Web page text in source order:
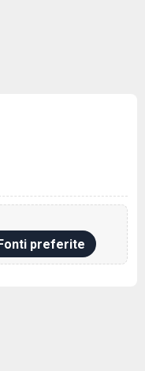
preferite